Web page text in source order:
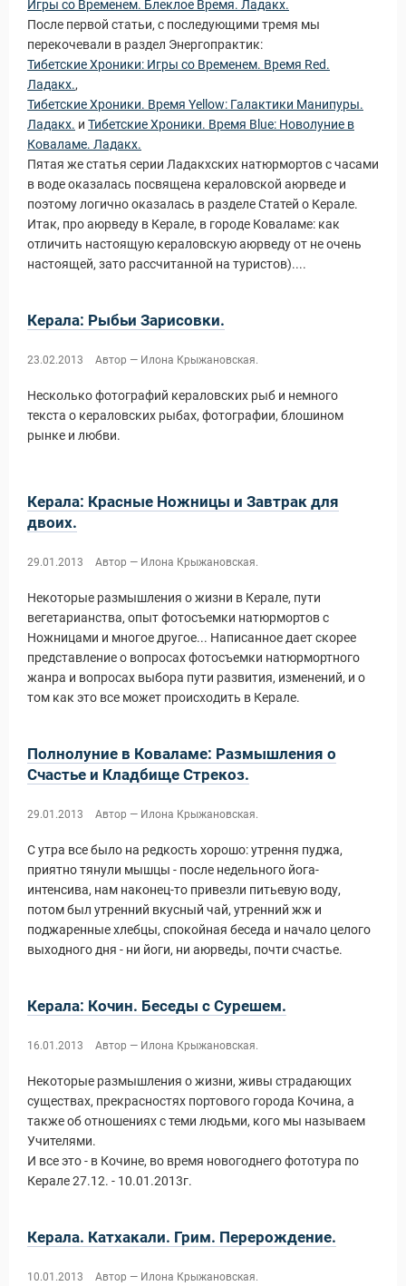
Статьи
Игры со Временем. Блеклое Время. Ладакх.
После первой статьи, с последующими тремя мы
перекочевали в раздел Энергопрактик:
Тибетские Хроники: Игры со Временем. Время Red.
Ладакх.,
Тибетские Хроники. Время Yellow: Галактики Манипуры.
Ладакх. и Тибетские Хроники. Время Blue: Новолуние в
Коваламе. Ладакх.
Пятая же статья серии Ладакхских натюрмортов с часами
в воде оказалась посвящена кераловской аюрведе и
поэтому логично оказалась в разделе Статей о Керале.
Итак, про аюрведу в Керале, в городе Коваламе: как
отличить настоящую кераловскую аюрведу от не очень
настоящей, зато рассчитанной на туристов)....
Керала: Рыбьи Зарисовки.
23.02.2013 Автор — Илона Крыжановская.
Несколько фотографий кераловских рыб и немного
текста о кераловских рыбах, фотографии, блошином
рынке и любви.
Керала: Красные Ножницы и Завтрак для
двоих.
29.01.2013 Автор — Илона Крыжановская.
Некоторые размышления о жизни в Керале, пути
вегетарианства, опыт фотосъемки натюрмортов с
Ножницами и многое другое... Написанное дает скорее
представление о вопросах фотосъемки натюрмортного
жанра и вопросах выбора пути развития, изменений, и о
том как это все может происходить в Керале.
Полнолуние в Коваламе: Размышления о
Счастье и Кладбище Стрекоз.
29.01.2013 Автор — Илона Крыжановская.
С утра все было на редкость хорошо: утрення пуджа,
приятно тянули мышцы - после недельного йога-
интенсива, нам наконец-то привезли питьевую воду,
потом был утренний вкусный чай, утренний жж и
поджаренные хлебцы, спокойная беседа и начало целого
выходного дня - ни йоги, ни аюрведы, почти счастье.
Керала: Кочин. Беседы с Сурешем.
16.01.2013 Автор — Илона Крыжановская.
Некоторые размышления о жизни, живы страдающих
существах, прекрасностях портового города Кочина, а
также об отношениях с теми людьми, кого мы называем
Учителями.
И все это - в Кочине, во время новогоднего фототура по
Керале 27.12. - 10.01.2013г.
Керала. Катхакали. Грим. Перерождение.
10.01.2013 Автор — Илона Крыжановская.